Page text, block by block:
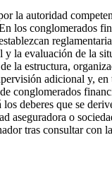
la autoridad
los conglomerados
la evaluación de la
la estructura,
adicional y,
conglomerados
deberes que se
aseguradora o
tras consultar con